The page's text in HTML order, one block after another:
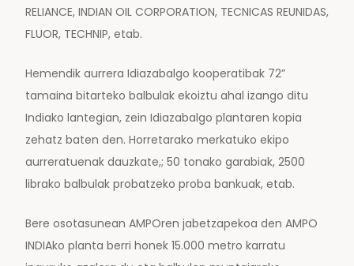
RELIANCE, INDIAN OIL CORPORATION, TECNICAS REUNIDAS,
FLUOR, TECHNIP, etab.
Hemendik aurrera Idiazabalgo kooperatibak 72”
tamaina bitarteko balbulak ekoiztu ahal izango ditu
Indiako lantegian, zein Idiazabalgo plantaren kopia
zehatz baten den. Horretarako merkatuko ekipo
aurreratuenak dauzkate,; 50 tonako garabiak, 2500
librako balbulak probatzeko proba bankuak, etab.
Bere osotasunean AMPOren jabetzapekoa den AMPO
INDIAko planta berri honek 15.000 metro karratu